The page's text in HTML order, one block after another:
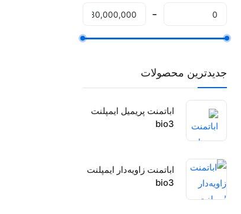
جدیدترین محصولات
اباتمنت پریمیل ایمپلنت
bio3
اباتمنت زاویه‌دار ایمپلنت
bio3